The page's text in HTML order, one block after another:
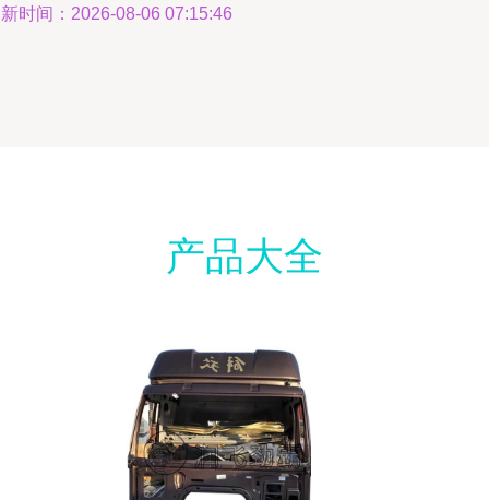
时间：2026-08-06 07:15:46
产品大全